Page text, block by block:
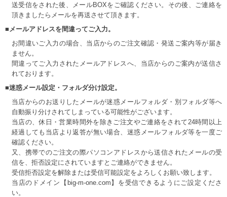
送受信をされた後、メールBOXをご確認ください。その後、ご連絡を
頂きましたらメールを再送させて頂きます。
■メールアドレスを間違ってご入力。
お間違いご入力の場合、当店からのご注文確認・発送ご案内等が届き
ません。
間違ってご入力されたメールアドレスへ、当店からのご案内が送信さ
れております。
■迷惑メール設定・フォルダ分け設定。
当店からのお送りしたメールが迷惑メールフォルダ・別フォルダ等へ
自動振り分けされてしまっている可能性がございます。
当店の、休日・営業時間外を除きご注文やご連絡をされて24時間以上
経過しても当店より返答が無い場合、迷惑メールフォルダ等を一度ご
確認ください。
又、携帯でのご注文の際パソコンアドレスから送信されたメールの受
信を、拒否設定にされていますとご連絡ができません。
受信拒否設定を解除または受信可能設定をよろしくお願い致します。
当店のドメイン【big-m-one.com】を受信できるようにご設定くださ
い。